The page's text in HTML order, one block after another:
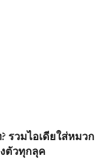
รวมไอเดียใส่หมวก
ตัวทุกลุค